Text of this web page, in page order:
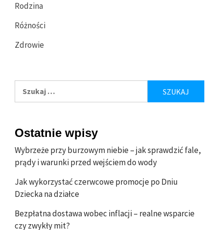
Rodzina
Różności
Zdrowie
Ostatnie wpisy
Wybrzeże przy burzowym niebie – jak sprawdzić fale,
prądy i warunki przed wejściem do wody
Jak wykorzystać czerwcowe promocje po Dniu
Dziecka na działce
Bezpłatna dostawa wobec inflacji – realne wsparcie
czy zwykły mit?